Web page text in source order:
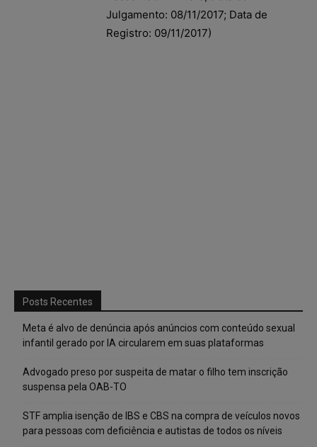
Julgamento: 08/11/2017; Data de
Registro: 09/11/2017)
Posts Recentes
Meta é alvo de denúncia após anúncios com conteúdo sexual
infantil gerado por IA circularem em suas plataformas
Advogado preso por suspeita de matar o filho tem inscrição
suspensa pela OAB-TO
STF amplia isenção de IBS e CBS na compra de veículos novos
para pessoas com deficiência e autistas de todos os níveis